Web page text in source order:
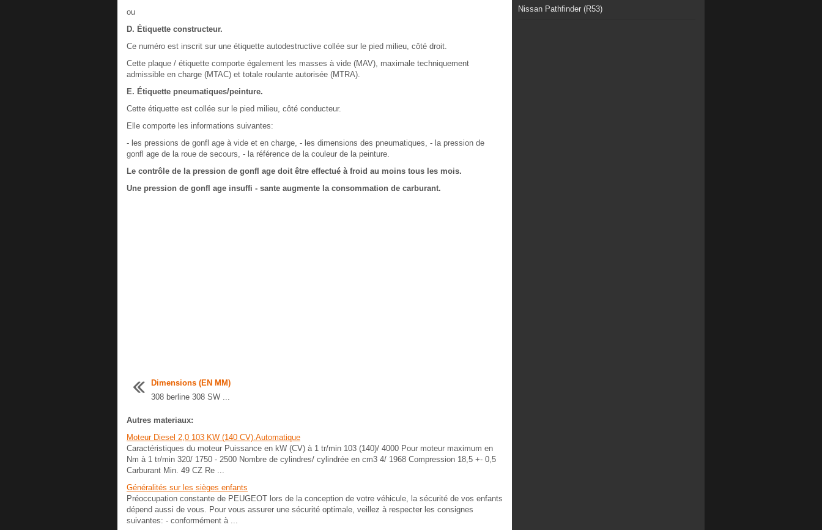
ou
D. Étiquette constructeur.
Ce numéro est inscrit sur une étiquette autodestructive collée sur le pied milieu, côté droit.
Cette plaque / étiquette comporte également les masses à vide (MAV), maximale techniquement
admissible en charge (MTAC) et totale roulante autorisée (MTRA).
E. Étiquette pneumatiques/peinture.
Cette étiquette est collée sur le pied milieu, côté conducteur.
Elle comporte les informations suivantes:
- les pressions de gonfl age à vide et en charge, - les dimensions des pneumatiques, - la pression de
gonfl age de la roue de secours, - la référence de la couleur de la peinture.
Le contrôle de la pression de gonfl age doit être effectué à froid au moins tous les mois.
Une pression de gonfl age insuffi - sante augmente la consommation de carburant.
Dimensions (EN MM)
308 berline 308 SW ...
Autres materiaux:
Moteur Diesel 2,0 103 KW (140 CV).Automatique
Caractéristiques du moteur Puissance en kW (CV) à 1 tr/min 103 (140)/ 4000 Pour moteur maximum en
Nm à 1 tr/min 320/ 1750 - 2500 Nombre de cylindres/ cylindrée en cm3 4/ 1968 Compression 18,5 +- 0,5
Carburant Min. 49 CZ Re ...
Généralités sur les sièges enfants
Préoccupation constante de PEUGEOT lors de la conception de votre véhicule, la sécurité de vos enfants
dépend aussi de vous. Pour vous assurer une sécurité optimale, veillez à respecter les consignes
suivantes: - conformément à ...
Nissan Pathfinder (R53)